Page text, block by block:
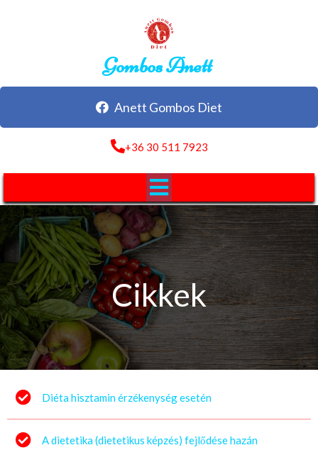
Gombos Anett
Anett Gombos Diet
+36 30 511 7923
Cikkek
Diéta hisztamin érzékenység esetén
A dietetika (dietetikus képzés) fejlődése hazán